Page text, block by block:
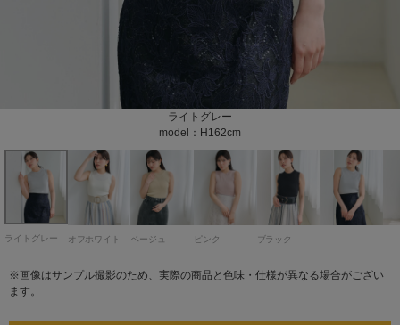
ライトグレー
model：H162cm
オフホワイト
model：H162cm
ベージュ
model：H162cm
ピンク
model：H162cm
ブラック
model：H162cm
model：H162cm color：ライトグレー
model：H162cm color：ライトグレー
model：H162cm color：ホワイト
model：H162cm color：ホワイト
color：ホワイト
model：H162cm color：ホワイト
model：H162cm color：ホワイト
model：H162cm color：ホワイト
model：H162cm color：ホワイト
model：H162cm color：ベージュ
model：H162cm color：ベージュ
model：H165cm color：ベージュ
model：H165cm color：ベージュ
model：H162cm color：ピンク
model：H162cm color：ピンク
model：H162cm color：ピンク
model：H162cm color：ブラック
model：H162cm color：ブラック
model：H162cm color：ブラック
model：H162cm color：ブラック
ライトグレー オフホワイト ベージュ ピンク ブラック
※画像はサンプル撮影のため、実際の商品と色味・仕様が異なる場合がござい
ます。